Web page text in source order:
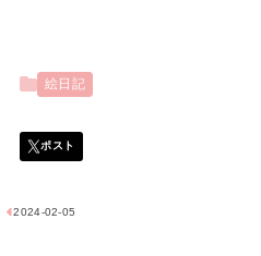
絵日記
2024-02-05